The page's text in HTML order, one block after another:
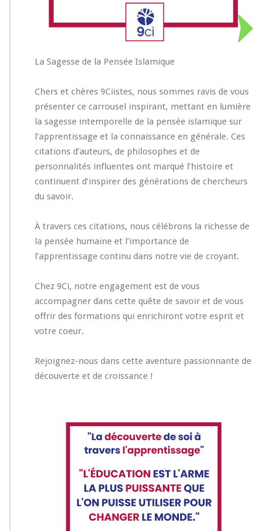
La Sagesse de la Pensée Islamique
Chers et chères 9Ciistes, nous sommes ravis de vous
présenter ce carrousel inspirant, mettant en lumière
la sagesse intemporelle de la pensée islamique sur
l’apprentissage et la connaissance en générale. Ces
citations d’auteurs, de philosophes et de
personnalités influentes ont marqué l’histoire et
continuent d’inspirer des générations de chercheurs
du savoir.
À travers ces citations, nous célébrons la richesse de
la pensée humaine et l’importance de
l’apprentissage continu dans notre vie de croyant.
Chez 9Ci, notre engagement est de vous
accompagner dans cette quête de savoir et de vous
offrir des formations qui enrichiront votre esprit et
votre coeur.
Rejoignez-nous dans cette aventure passionnante de
découverte et de croissance !